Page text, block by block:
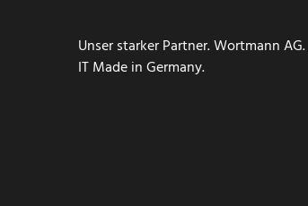
Unser starker Partner. Wortmann AG.
IT Made in Germany.